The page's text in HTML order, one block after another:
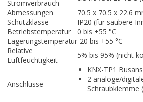
Stromverbrauch
Abmessungen
70.5 x 70.5 x 22.6
Schutzklasse
IP20 (für saubere
Betriebstemperatur
0 bis +55 °C
Lagerungstemperatur-20 bis +55 °C
Relative
Luftfeuchtigkeit
5% bis 95% (nicht
Anschlüsse
KNX-TP1
2 analoge/
Schraubklemme